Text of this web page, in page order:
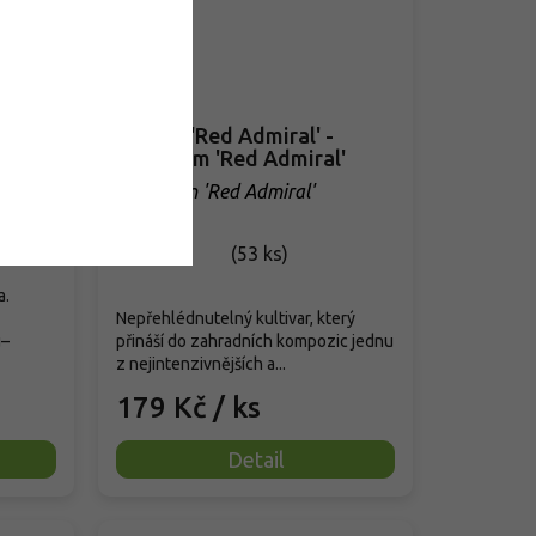
Kakost 'Red Admiral' -
Geranium 'Red Admiral'
Geranium 'Red Admiral'
(53 ks)
179 Kč / ks
Detail
Nepřehlédnutelný kultivar, který
přináší do zahradních kompozic jednu
z nejintenzivnějších a...